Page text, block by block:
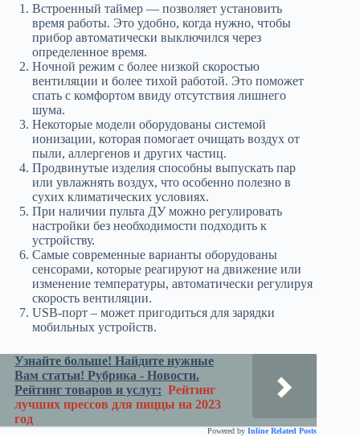
Встроенный таймер — позволяет установить
время работы. Это удобно, когда нужно, чтобы
прибор автоматически выключился через
определенное время.
Ночной режим с более низкой скоростью
вентиляции и более тихой работой. Это поможет
спать с комфортом ввиду отсутствия лишнего
шума.
Некоторые модели оборудованы системой
ионизации, которая помогает очищать воздух от
пыли, аллергенов и других частиц.
Продвинутые изделия способны выпускать пар
или увлажнять воздух, что особенно полезно в
сухих климатических условиях.
При наличии пульта ДУ можно регулировать
настройки без необходимости подходить к
устройству.
Самые современные варианты оборудованы
сенсорами, которые реагируют на движение или
изменение температуры, автоматически регулируя
скорость вентиляции.
USB-порт – может пригодиться для зарядки
мобильных устройств.
Узнайте больше! Найдите нужные
Вам статьи! Рубрика - Новости.
Рейтинг товаров и услуг: Рейтинг
лучших прессов для пиццы на 2023
год
Powered by Inline Related Posts